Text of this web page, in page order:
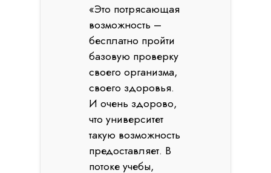
«Это потрясающая
возможность –
бесплатно пройти
базовую проверку
своего организма,
своего здоровья.
И очень здорово,
что университет
такую возможность
предоставляет. В
потоке учебы,